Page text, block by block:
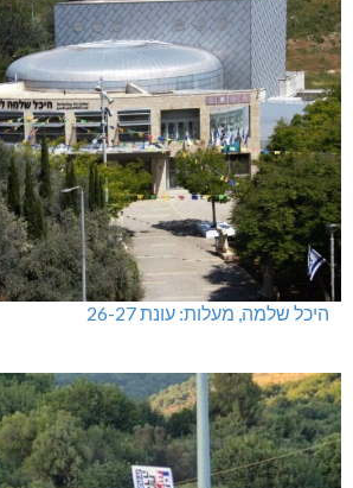
היכל שלמה, מעלות: עונת 26-27